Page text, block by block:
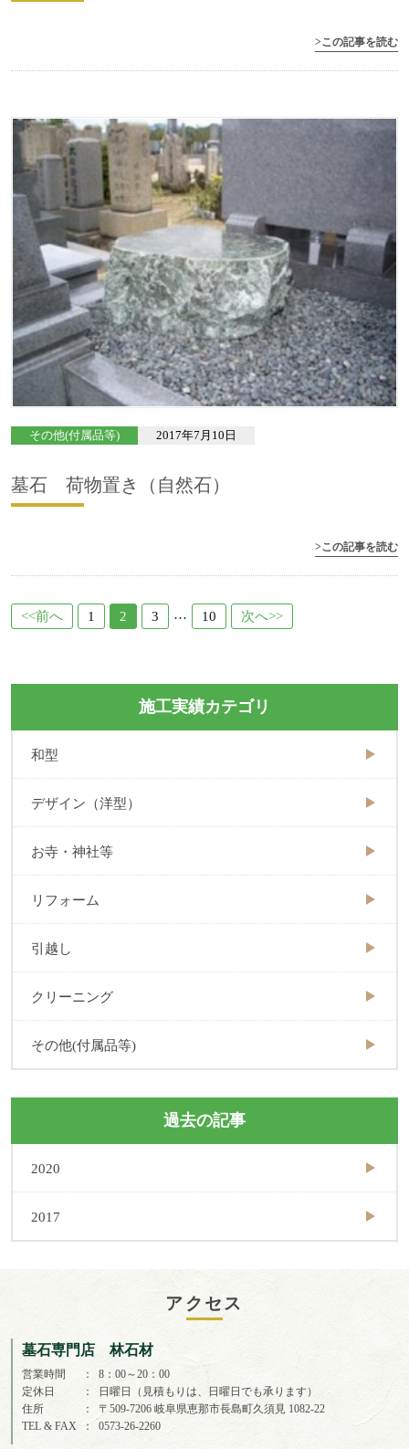
>この記事を読む
その他(付属品等) 2017年7月10日
墓石 荷物置き（自然石）
>この記事を読む
<<前へ 1 2 3 … 10 次へ>>
施工実績カテゴリ
和型
デザイン（洋型）
お寺・神社等
リフォーム
引越し
クリーニング
その他(付属品等)
過去の記事
2020
2017
アクセス
墓石専門店 林石材
営業時間
8：00～20：00
定休日
日曜日（見積もりは、日曜日でも承ります）
住所
〒509-7206 岐阜県恵那市長島町久須見 1082-22
TEL & FAX
0573-26-2260